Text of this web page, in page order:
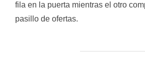
fila en la puerta mientras el otro
pasillo de ofertas.